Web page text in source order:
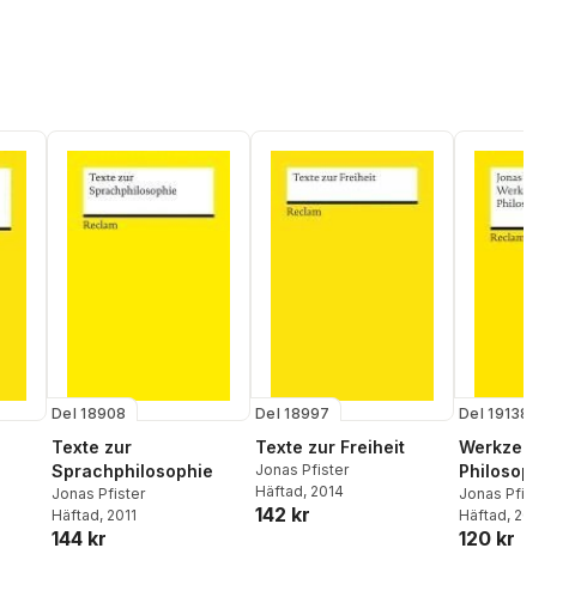
antal röster:
Del 18908
Texte zur
Sprachphilosophie
Jonas Pfister
Häftad, 2011
144 kr
Del 18997
Texte zur Freiheit
Jonas Pfister
Häftad, 2014
142 kr
Del 19138
Werkzeuge
Jonas Pfister
Häftad, 2013
120 kr